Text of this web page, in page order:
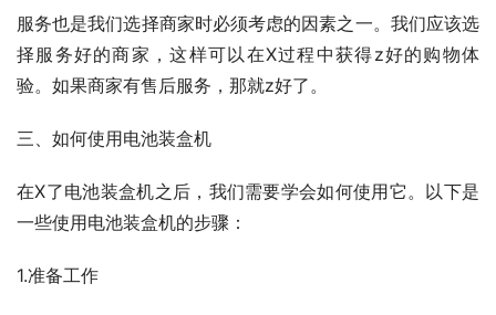
服务也是我们选择商家时必须考虑的因素之一。我们应该选
择服务好的商家，这样可以在X过程中获得z好的购物体
验。如果商家有售后服务，那就z好了。
三、如何使用电池装盒机
在X了电池装盒机之后，我们需要学会如何使用它。以下是
一些使用电池装盒机的步骤：
1.准备工作